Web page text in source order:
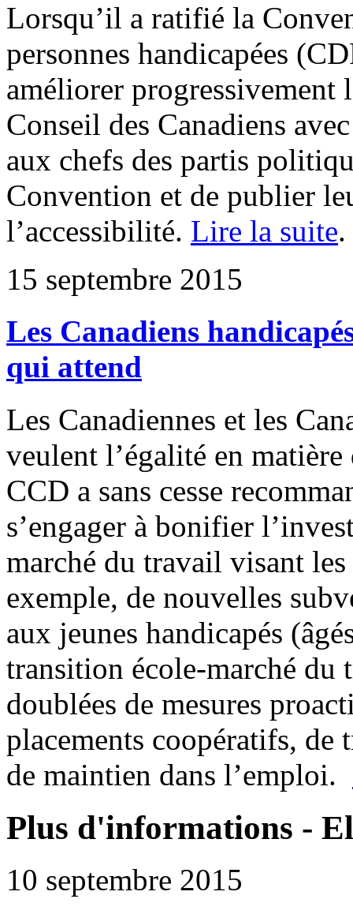
Lorsqu’il a ratifié la
personnes handicapées
améliorer
Conseil des Canadiens
aux chefs des partis
Convention et de publier
l’accessibilité. Lire la suite.
15 septembre 2015
Les Canadiens
qui attend
Les Canadiennes et les
veulent l’égalité en
CCD a sans cesse
s’engager à bonifier
marché du travail visant
exemple, de nouvelles
aux jeunes handicapés
transition école-marché du
doublées de mesures
placements coopératifs, de
de maintien dans l’emploi.
Plus d'informations -
10 septembre 2015